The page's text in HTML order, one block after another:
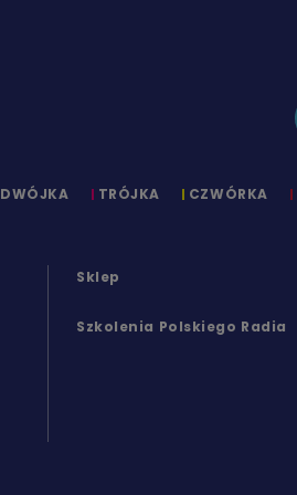
DWÓJKA TRÓJKA CZWÓRKA
Sklep
Szkolenia Polskiego Radia